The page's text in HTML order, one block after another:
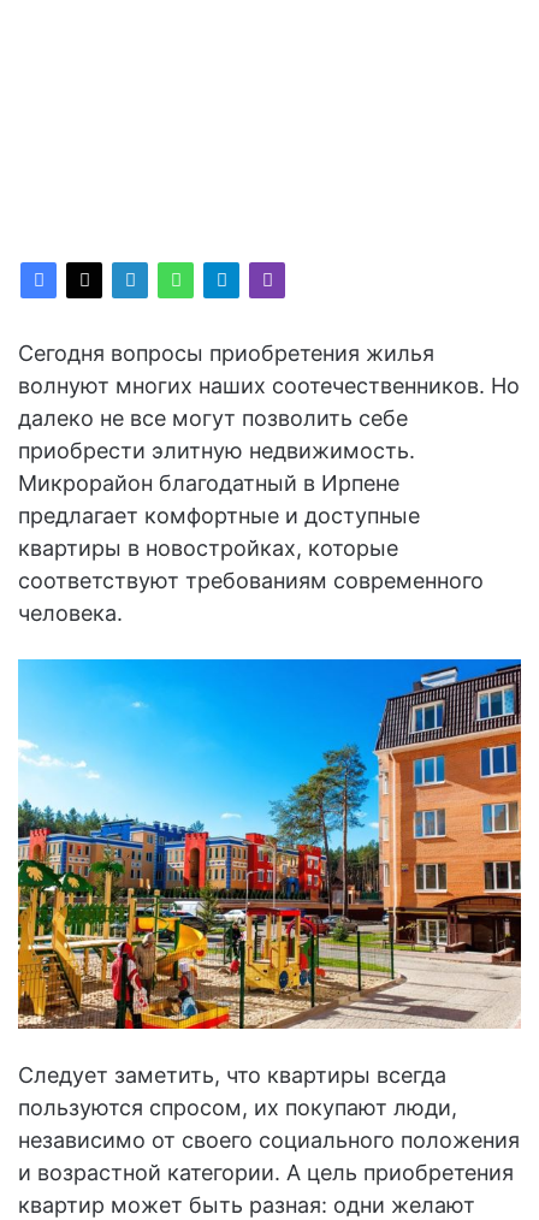
Сегодня вопросы приобретения жилья
волнуют многих наших соотечественников. Но
далеко не все могут позволить себе
приобрести элитную недвижимость.
Микрорайон благодатный в Ирпене
предлагает комфортные и доступные
квартиры в новостройках, которые
соответствуют требованиям современного
человека.
Следует заметить, что квартиры всегда
пользуются спросом, их покупают люди,
независимо от своего социального положения
и возрастной категории. А цель приобретения
квартир может быть разная: одни желают